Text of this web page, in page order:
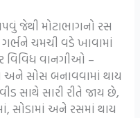
જેથી મોટાભાગનો રસ
ચમચી વડે ખાવામાં
વિવિધ વાનગીઓ –
અને સોસ બનાવવામાં થાય
સાથે સારી રીતે જાય છે,
સોડામાં અને રસમાં થાય